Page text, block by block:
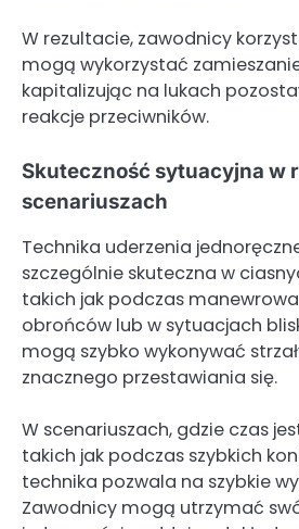
W rezultacie, zawodnicy
mogą wykorzystać
kapitalizując na lukach
reakcje przeciwników.
Skuteczność sytuacyjna w
scenariuszach
Technika uderzenia
szczególnie skuteczna w
takich jak podczas
obrońców lub w sytuacjach
mogą szybko wykonywać
znacznego przestawiania się.
W scenariuszach, gdzie czas
takich jak podczas szybkich
technika pozwala na szybkie
Zawodnicy mogą utrzymać